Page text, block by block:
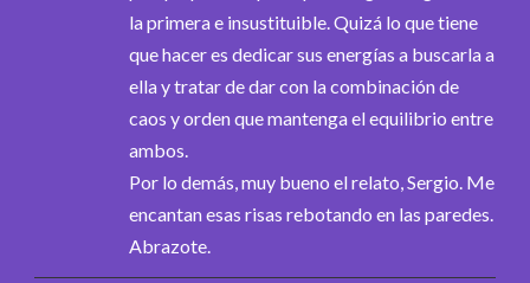
la primera e insustituible. Quizá lo que tiene
que hacer es dedicar sus energías a buscarla a
ella y tratar de dar con la combinación de
caos y orden que mantenga el equilibrio entre
ambos.
Por lo demás, muy bueno el relato, Sergio. Me
encantan esas risas rebotando en las paredes.
Abrazote.